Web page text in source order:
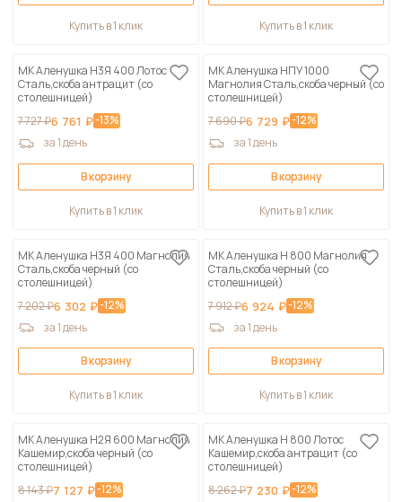
Купить в 1 клик Купить в 1 клик
МК Аленушка Н3Я 400 Лотос
Сталь,скоба антрацит (со
столешницей)
7 727 ₽6 761 ₽-13%
за 1 день
В корзину
Купить в 1 клик
МК Аленушка НПУ 1000
Магнолия Сталь,скоба черный (со
столешницей)
7 690 ₽6 729 ₽-12%
за 1 день
В корзину
Купить в 1 клик
МК Аленушка Н3Я 400 Магнолия
Сталь,скоба черный (со
столешницей)
7 202 ₽6 302 ₽-12%
за 1 день
В корзину
Купить в 1 клик
МК Аленушка Н 800 Магнолия
Сталь,скоба черный (со
столешницей)
7 912 ₽6 924 ₽-12%
за 1 день
В корзину
Купить в 1 клик
МК Аленушка Н2Я 600 Магнолия
Кашемир,скоба черный (со
столешницей)
8 143 ₽7 127 ₽-12%
МК Аленушка Н 800 Лотос
Кашемир,скоба антрацит (со
столешницей)
8 262 ₽7 230 ₽-12%